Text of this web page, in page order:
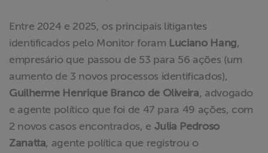
Entre 2024 e 2025, os principais litigantes
identificados pelo Monitor foram Luciano Hang,
empresário que passou de 53 para 56 ações (um
aumento de 3 novos processos identificados),
Guilherme Henrique Branco de Oliveira, advogado
e agente político que foi de 47 para 49 ações, com
2 novos casos encontrados, e Julia Pedroso
Zanatta, agente política que registrou o